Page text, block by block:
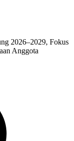
2026–2029, Fokus
Anggota